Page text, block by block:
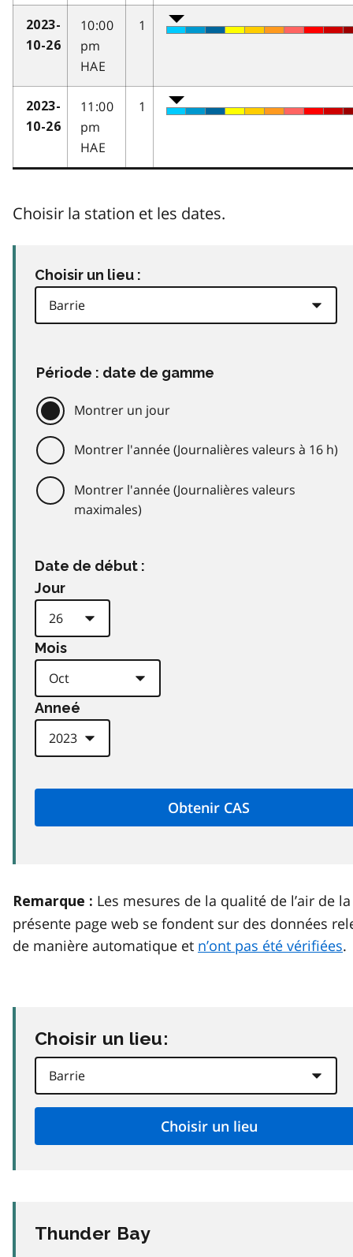
2023-
10-26
10:00
pm
HAE
1
2023-
10-26
11:00
pm
HAE
1
Choisir la station et les dates.
Choisir un lieu :
Période : date de gamme
Montrer un jour
Montrer l'année (Journalières valeurs à 16 h)
Montrer l'année (Journalières valeurs
maximales)
Date de début :
Jour
Mois
Anneé
Remarque : Les mesures de la qualité de l’air de la
présente page web se fondent sur des données
de manière automatique et n’ont pas été vérifiées.
Choisir un lieu:
Thunder Bay